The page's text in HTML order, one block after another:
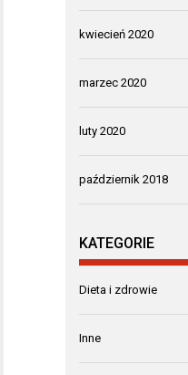
kwiecień 2020
marzec 2020
luty 2020
październik 2018
KATEGORIE
Dieta i zdrowie
Inne